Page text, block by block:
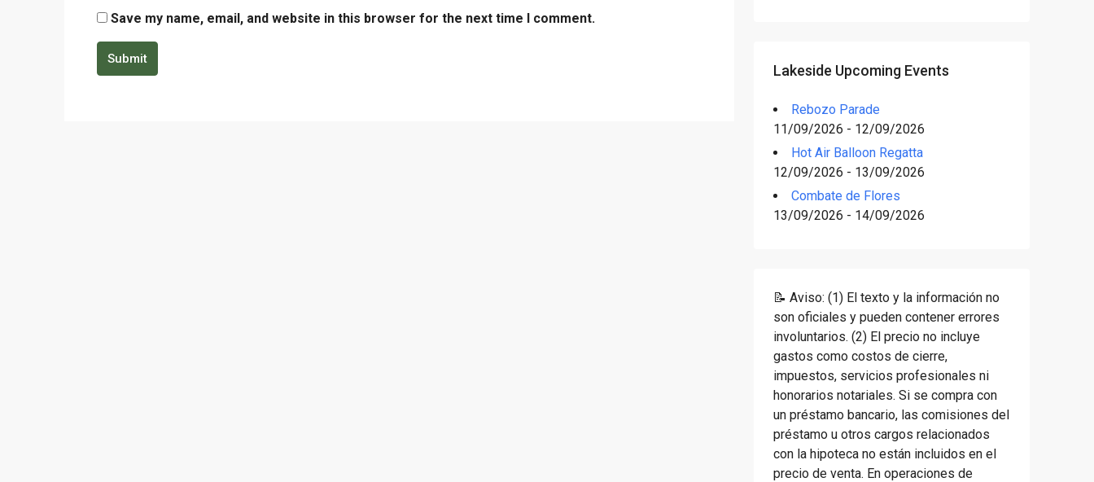
Save my name, email, and website in this browser for the next time I comment.
Submit
Lakeside Upcoming Events
Rebozo Parade
11/09/2026 - 12/09/2026
Hot Air Balloon Regatta
12/09/2026 - 13/09/2026
Combate de Flores
13/09/2026 - 14/09/2026
📝 Aviso: (1) El texto y la información no
son oficiales y pueden contener errores
involuntarios. (2) El precio no incluye
gastos como costos de cierre,
impuestos, servicios profesionales ni
honorarios notariales. Si se compra con
un préstamo bancario, las comisiones del
préstamo u otros cargos relacionados
con la hipoteca no están incluidos en el
precio de venta. En operaciones de